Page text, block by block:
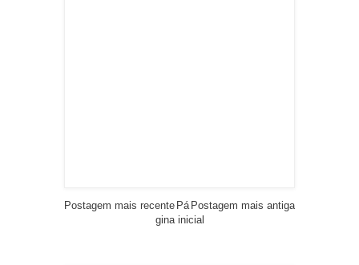
Postagem mais recente Postagem mais antiga
Pá
gina inicial